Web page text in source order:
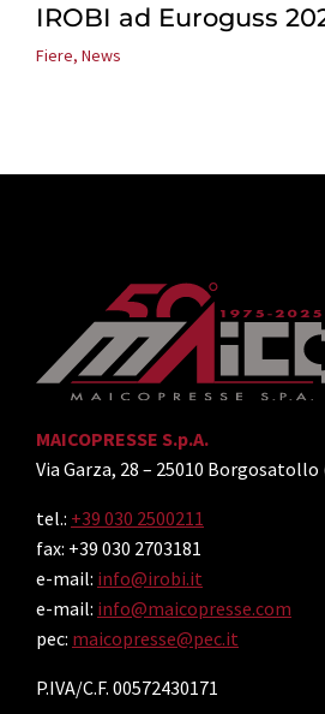
IROBI ad Euroguss
Fiere, News
MAICOPRESSE S.p.A.
Via Garza, 28 – 25010
tel.: +39 030 2500211
fax: +39 030 2703181
e-mail: info@irobi.it
e-mail: info@maicopresse.com
pec: maicopresse@pec.it
P.IVA/C.F. 00572430171